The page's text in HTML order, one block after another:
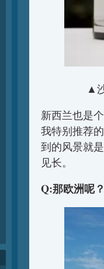
▲
新西兰也是
我特别推荐
到的风景就
见长。
Q:那欧洲呢